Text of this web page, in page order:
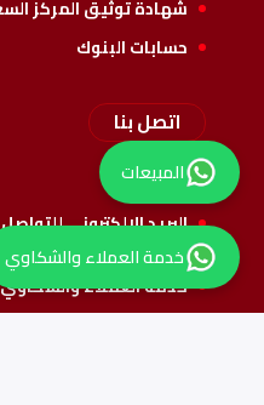
المبيعات
خدمة العملاء والشكاوي
شهادة توثيق المركز
حسابات البنوك
اتصل بنا
راسلنا
البريد الإلكتروني
info@alshathri.sa
خدمة العملاء